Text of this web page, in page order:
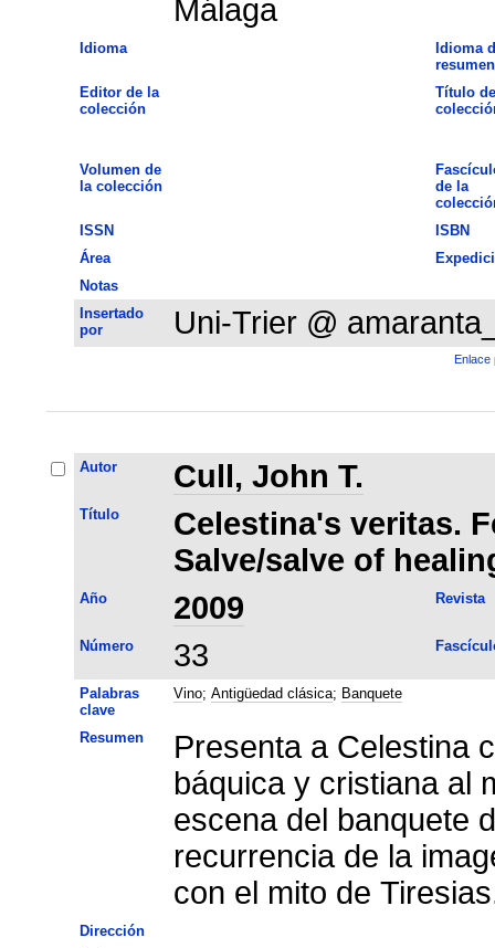
Málaga
Idioma
Idioma
resumen
Editor de la
colección
Título
Volumen de
la colección
de la
ISSN
ISBN
Área
Notas
Insertado
por
Uni-Trier @
Enlace
Autor Cull, John T.
Título
Celestina's veritas.
Salve/salve of
Año 2009 Revista
Número 33
Palabras
clave
Vino; Antigüedad clásica; Banquete
Resumen
Presenta a Celestina
báquica y cristiana al
escena del banquete
recurrencia de la
con el mito de
Dirección